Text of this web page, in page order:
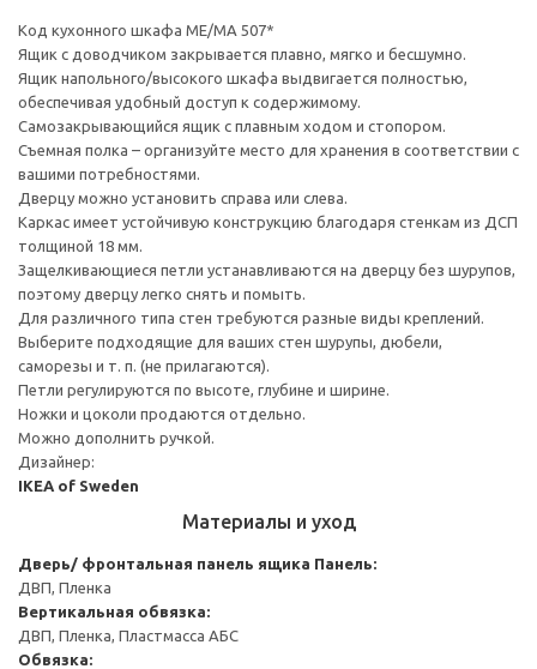
Код кухонного шкафа ME/MA 507*
Ящик с доводчиком закрывается плавно, мягко и бесшумно.
Ящик напольного/высокого шкафа выдвигается полностью,
обеспечивая удобный доступ к содержимому.
Cамозакрывающийся ящик с плавным ходом и стопором.
Съемная полка – организуйте место для хранения в соответствии с
вашими потребностями.
Дверцу можно установить справа или слева.
Каркас имеет устойчивую конструкцию благодаря стенкам из ДСП
толщиной 18 мм.
Защелкивающиеся петли устанавливаются на дверцу без шурупов,
поэтому дверцу легко снять и помыть.
Для различного типа стен требуются разные виды креплений.
Выберите подходящие для ваших стен шурупы, дюбели,
саморезы и т. п. (не прилагаются).
Петли регулируются по высоте, глубине и ширине.
Ножки и цоколи продаются отдельно.
Можно дополнить ручкой.
Дизайнер:
IKEA of Sweden
Материалы и уход
Дверь/ фронтальная панель ящика Панель:
ДВП, Пленка
Вертикальная обвязка:
ДВП, Пленка, Пластмасса АБС
Обвязка: